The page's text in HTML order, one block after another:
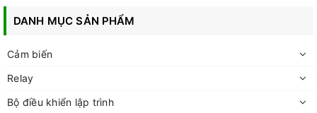
DANH MỤC SẢN PHẨM
Cảm biến
Relay
Bộ điều khiển lập trình